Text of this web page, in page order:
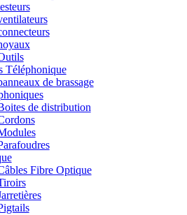
Téléphonique
de brassage
de distribution
Fibre Optique